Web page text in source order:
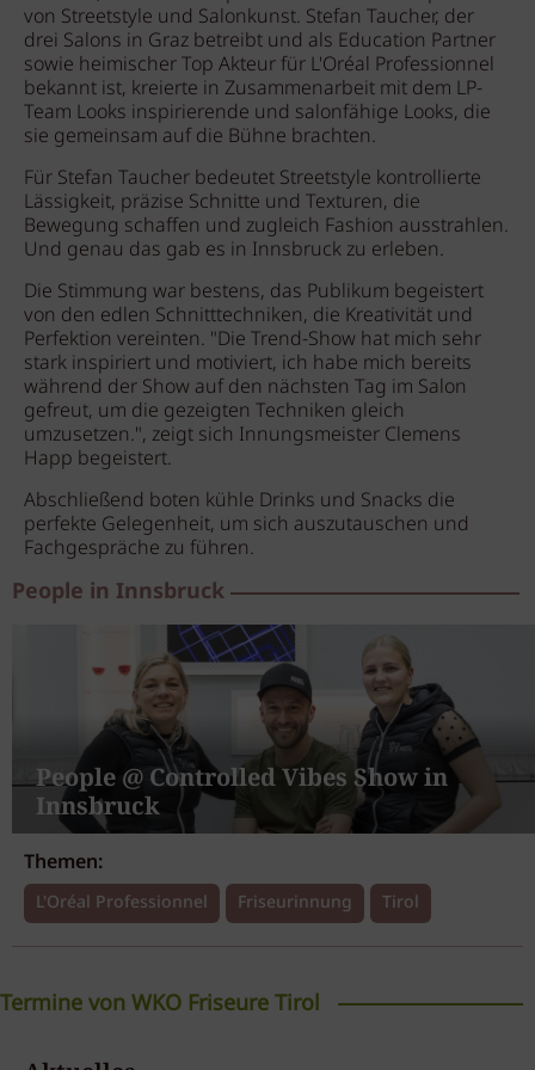
von Streetstyle und Salonkunst. Stefan Taucher, der
drei Salons in Graz betreibt und als Education Partner
sowie heimischer Top Akteur für L'Oréal Professionnel
bekannt ist, kreierte in Zusammenarbeit mit dem LP-
Team Looks inspirierende und salonfähige Looks, die
sie gemeinsam auf die Bühne brachten.
Für Stefan Taucher bedeutet Streetstyle kontrollierte
Lässigkeit, präzise Schnitte und Texturen, die
Bewegung schaffen und zugleich Fashion ausstrahlen.
Und genau das gab es in Innsbruck zu erleben.
Die Stimmung war bestens, das Publikum begeistert
von den edlen Schnitttechniken, die Kreativität und
Perfektion vereinten. "Die Trend-Show hat mich sehr
stark inspiriert und motiviert, ich habe mich bereits
während der Show auf den nächsten Tag im Salon
gefreut, um die gezeigten Techniken gleich
umzusetzen.", zeigt sich Innungsmeister Clemens
Happ begeistert.
Abschließend boten kühle Drinks und Snacks die
perfekte Gelegenheit, um sich auszutauschen und
Fachgespräche zu führen.
People in Innsbruck
People @ Controlled Vibes Show in
Innsbruck
Themen:
L'Oréal Professionnel Friseurinnung Tirol
Termine von WKO Friseure Tirol